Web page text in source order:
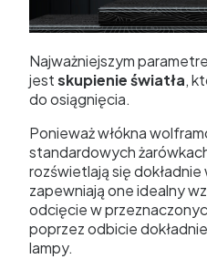
Najważniejszym
jestskupienie światła,
do osiągnięcia.
Ponieważ włókna
standardowych
rozświetlają się dokładnie
zapewniają one idealny
odcięcie w
poprzez odbicie
lampy.